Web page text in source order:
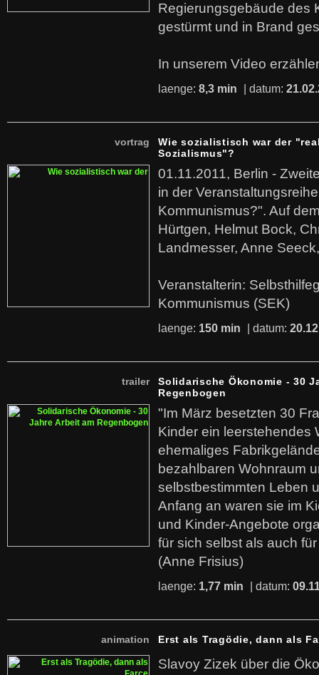
Regierungsgebäude des
gestürmt und in Brand
In unserem Video
laenge: 8,3 min | datum:
vortrag
Wie sozialistisch war der
Sozialismus"?
01.11.2011, Berlin -
in der
Kommunismus?". Auf
Hürtgen, Helmut Bock,
Landmesser, Anne
Veranstalterin:
Kommunismus (SEK)
laenge: 150 min | datum:
trailer
Solidarische Ökonomie - 30
Regenbogen
"Im März besetzten 30
Kinder ein leerstehendes
ehemaliges
bezahlbaren Wohnraum
selbstbestimmten Leben
Anfang an waren sie im
und Kinder-Angebote
für sich selbst als auch
(Anne Frisius)
laenge: 1,77 min | datum:
animation Erst als Tragödie, dann als
Slavoy Zizek über die